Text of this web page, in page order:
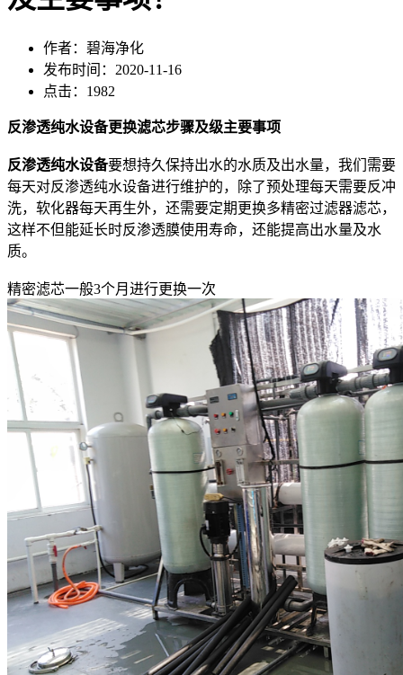
作者：碧海净化
发布时间：2020-11-16
点击：1982
反渗透纯水设备更换滤芯步骤及级主要事项
反渗透纯水设备要想持久保持出水的水质及出水量，我们需要
每天对反渗透纯水设备进行维护的，除了预处理每天需要反冲
洗，软化器每天再生外，还需要定期更换多精密过滤器滤芯，
这样不但能延长时反渗透膜使用寿命，还能提高出水量及水
质。
精密滤芯一般3个月进行更换一次